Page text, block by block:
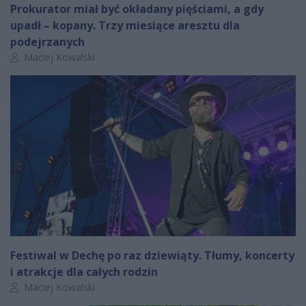
Prokurator miał być okładany pięściami, a gdy
upadł – kopany. Trzy miesiące aresztu dla
podejrzanych
Autor artykułu:
Maciej Kowalski
Festiwal w Dechę po raz dziewiąty. Tłumy, koncerty
i atrakcje dla całych rodzin
Autor artykułu:
Maciej Kowalski